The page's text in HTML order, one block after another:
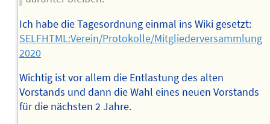
Ich habe die Tagesordnung einmal ins Wiki gesetzt:
SELFHTML:Verein/Protokolle/Mitgliederversammlung
2020
Wichtig ist vor allem die Entlastung des alten
Vorstands und dann die Wahl eines neuen Vorstands
für die nächsten 2 Jahre.